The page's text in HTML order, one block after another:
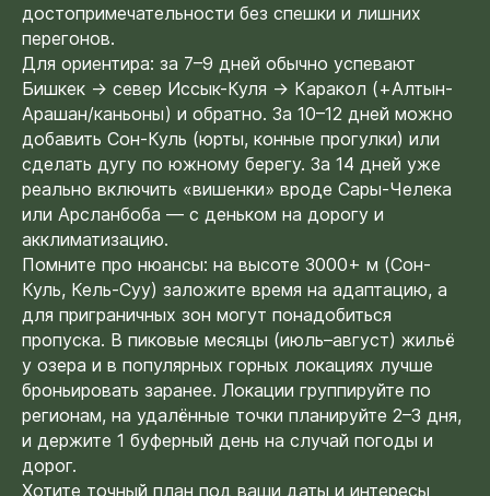
достопримечательности без спешки и лишних
перегонов.
Для ориентира: за 7–9 дней обычно успевают
Бишкек → север Иссык-Куля → Каракол (+Алтын-
Арашан/каньоны) и обратно. За 10–12 дней можно
добавить Сон-Куль (юрты, конные прогулки) или
сделать дугу по южному берегу. За 14 дней уже
реально включить «вишенки» вроде Сары-Челека
или Арсланбоба — с деньком на дорогу и
акклиматизацию.
Помните про нюансы: на высоте 3000+ м (Сон-
Куль, Кель-Суу) заложите время на адаптацию, а
для приграничных зон могут понадобиться
пропуска. В пиковые месяцы (июль–август) жильё
у озера и в популярных горных локациях лучше
броньировать заранее. Локации группируйте по
регионам, на удалённые точки планируйте 2–3 дня,
и держите 1 буферный день на случай погоды и
дорог.
Хотите точный план под ваши даты и интересы
СВЯЖИТЕСЬ
С НАМИ
Есть вопросы или нужна
дополнительная информация?
Используйте форму ниже, чтобы
связаться с нами напрямую.